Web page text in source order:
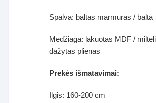
Spalva: baltas marmuras / balta
Medžiaga: lakuotas MDF /
dažytas plienas
Prekės išmatavimai:
Ilgis: 160-200 cm